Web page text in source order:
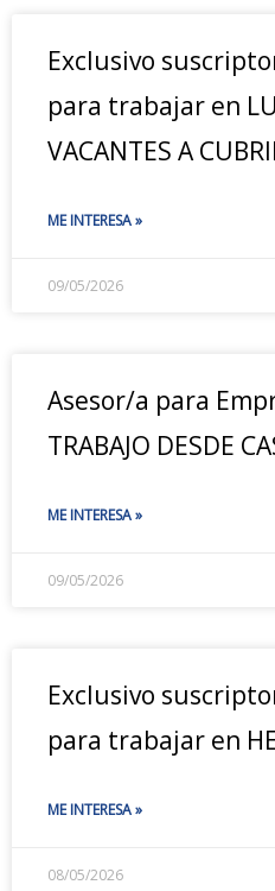
Exclusivo
para trabajar en
VACANTES A
ME INTERESA »
09/05/2026
Asesor/a para
TRABAJO DESDE
ME INTERESA »
09/05/2026
Exclusivo
para trabajar en
ME INTERESA »
08/05/2026